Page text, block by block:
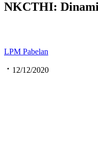
NKCTHI:
LPM Pabelan
12/12/2020